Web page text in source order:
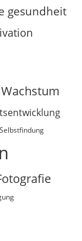
gesundheit
Selbstfindung